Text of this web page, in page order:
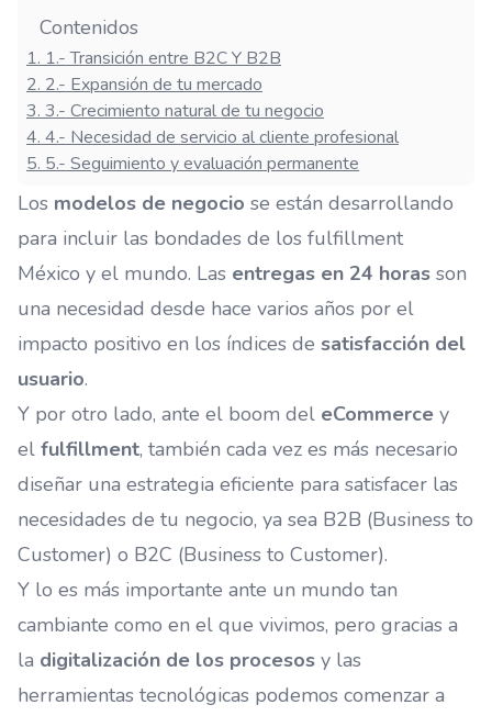
Contenidos
1. 1.- Transición entre B2C Y B2B
2. 2.- Expansión de tu mercado
3. 3.- Crecimiento natural de tu negocio
4. 4.- Necesidad de servicio al cliente profesional
5. 5.- Seguimiento y evaluación permanente
Los modelos de negocio se están desarrollando
para incluir las bondades de los fulfillment
México y el mundo. Las entregas en 24 horas son
una necesidad desde hace varios años por el
impacto positivo en los índices de satisfacción del
usuario.
Y por otro lado, ante el boom del eCommerce y
el fulfillment, también cada vez es más necesario
diseñar una estrategia eficiente para satisfacer las
necesidades de tu negocio, ya sea B2B (Business to
Customer) o B2C (Business to Customer).
Y lo es más importante ante un mundo tan
cambiante como en el que vivimos, pero gracias a
la digitalización de los procesos y las
herramientas tecnológicas podemos comenzar a